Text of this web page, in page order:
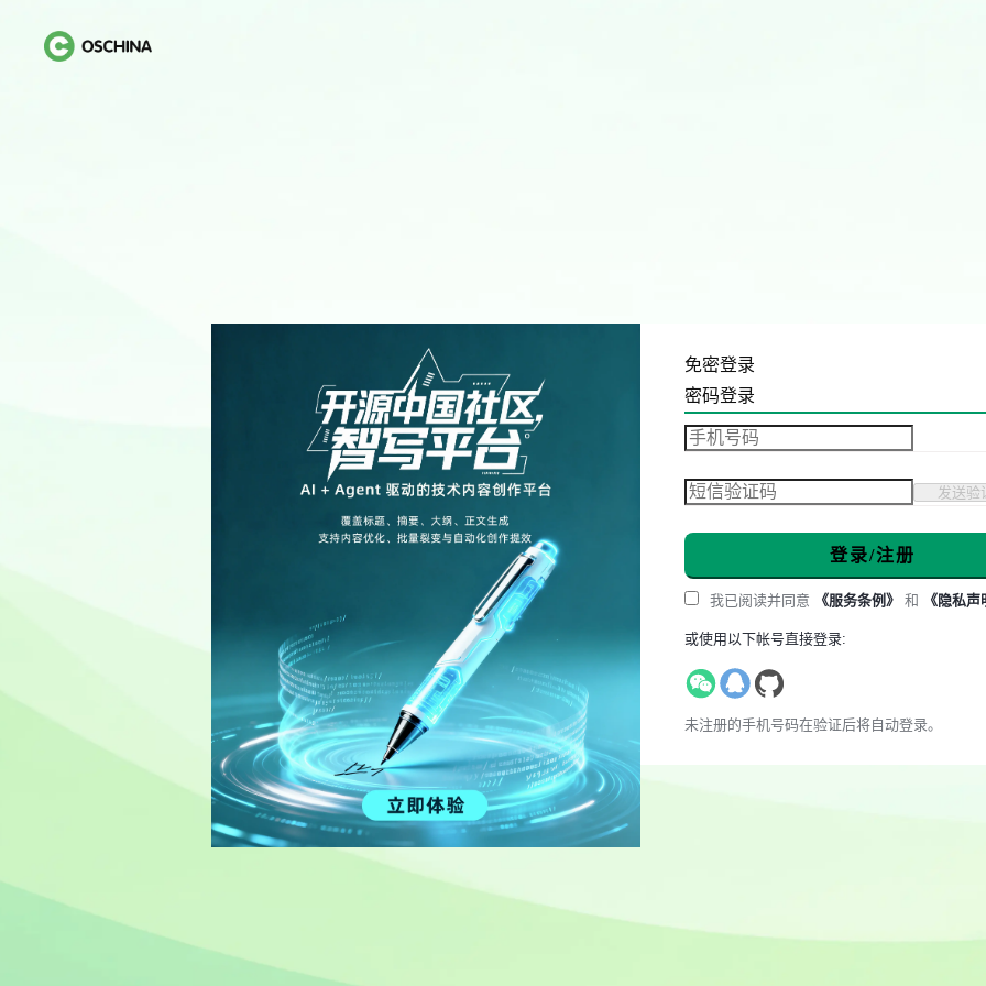
免密登录
密码登录
发送验
登录/注册
我已阅读并同意 《服务条例》 和 《隐私声
或使用以下帐号直接登录:
未注册的手机号码在验证后将自动登录。